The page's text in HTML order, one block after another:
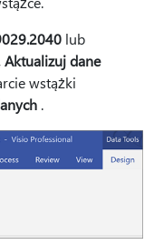
lub
,Aktualizuj dane
wstążki
.